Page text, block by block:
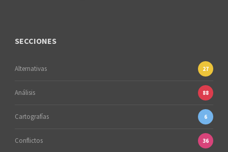
SECCIONES
Alternativas 27
Análisis 88
Cartografías 6
Conflictos 36